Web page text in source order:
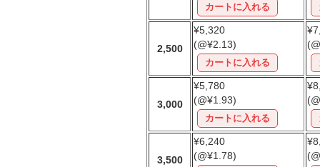
2,500
¥5,320
(@¥2.13)
3,000
¥5,780
(@¥1.93)
3,500
¥6,240
(@¥1.78)